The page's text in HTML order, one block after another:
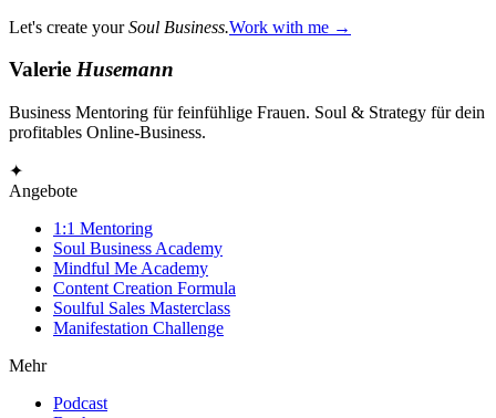
Let's create yourSoul Business.Work with me →
Valerie Husemann
Business Mentoring für feinfühlige Frauen. Soul & Strategy für dein
profitables Online-Business.
✦
Angebote
1:1 Mentoring
Soul Business Academy
Mindful Me Academy
Content Creation Formula
Soulful Sales Masterclass
Manifestation Challenge
Mehr
Podcast